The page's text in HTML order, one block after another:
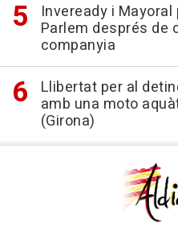
Inveready i
Parlem després de
companyia
Llibertat per al
amb una moto
(Girona)